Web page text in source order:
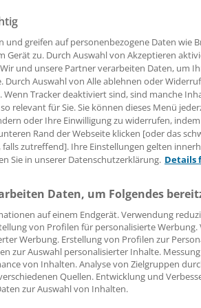
können von Tarifarbeitszeiten
regelmäßig mehr als 50 Stunden
sogar über 60 Stunden. Das
GfK HealthCare
Leser,
Sie lesen, sobald Sie sich eingeloggt
Kostenlos
Klicks erledigt und kostenlos.
Login:
und Infografiken
Tipps
und greifen auf personenbezogene Daten wie
zu. Durch Auswahl von Akzeptieren
und unsere Partner verarbeiten Daten, um
Durch Auswahl von Alle ablehnen oder
Tracker deaktiviert sind, sind manche
relevant für Sie. Sie können dieses Menü
oder Ihre Einwilligung zu widerrufen, indem
Rand der Webseite klicken [oder das
zutreffend]. Ihre Einstellungen gelten
Sie in unserer Datenschutzerklärung. Details
Daten, um Folgendes
auf einem Endgerät. Verwendung
von Profilen für personalisierte
Werbung. Erstellung von Profilen zur
zur Auswahl personalisierter Inhalte.
von Inhalten. Analyse von Zielgruppen
Quellen. Entwicklung und
zur Auswahl von Inhalten.